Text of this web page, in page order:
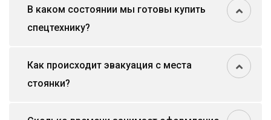
В каком состоянии мы готовы купить
спецтехнику?
Как происходит эвакуация с места
стоянки?